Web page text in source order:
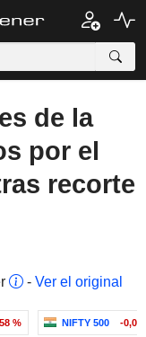
de la
por el
recorte
- Ver el original
% NIFTY 500 -0,07